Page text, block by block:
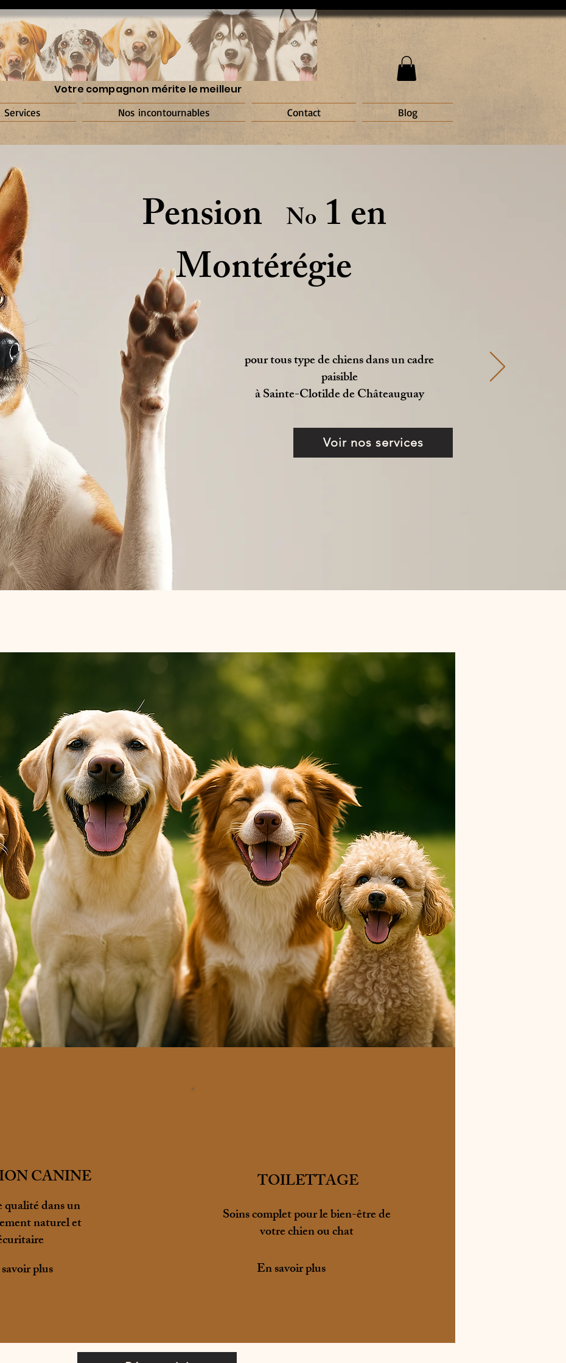
Votre compagnon mérite le meilleur
Services Nos incontournables Contact Blog
Pension No1 en
Montérégie
pour tous type de chiens dans un cadre
paisible
à Sainte-Clotilde de Châteauguay
Voir nos services
TOILETTAGE
Soins complet pour le bien-être de
votre chien ou chat
En savoir plus
CANINE
qualité dans un
naturel et
plus